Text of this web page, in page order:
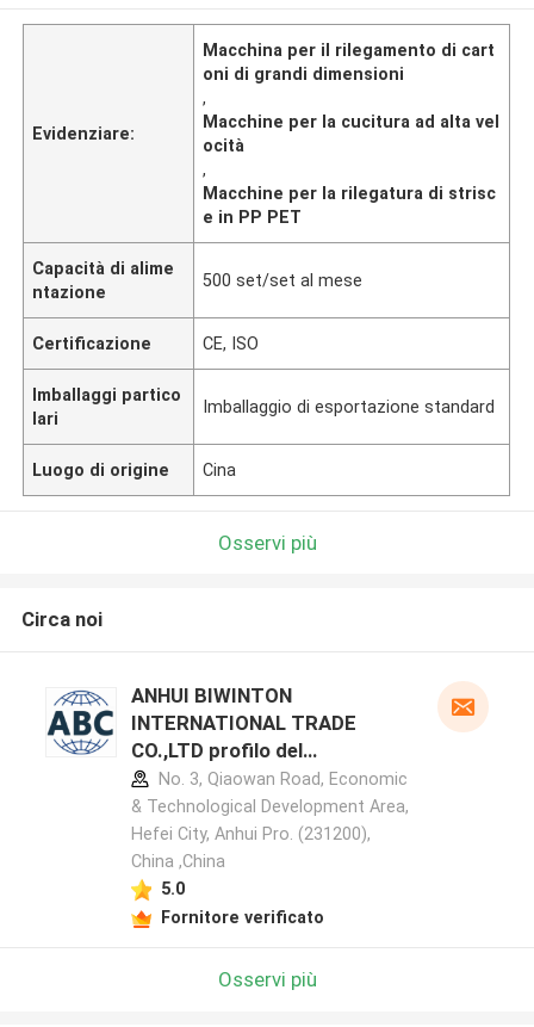
Evidenziare:
Macchina per il rilegamento di cart
oni di grandi dimensioni
,
Macchine per la cucitura ad alta vel
ocità
,
Macchine per la rilegatura di strisc
e in PP PET
Capacità di alime
ntazione
500 set/set al mese
Certificazione CE, ISO
Imballaggi partico
lari
Imballaggio di esportazione standard
Luogo di origine Cina
Osservi più
Circa noi
ANHUI BIWINTON
INTERNATIONAL TRADE
CO.,LTD profilo del
produttore
No. 3, Qiaowan Road, Economic
& Technological Development Area,
Hefei City, Anhui Pro. (231200),
China ,China
5.0
Fornitore verificato
Osservi più